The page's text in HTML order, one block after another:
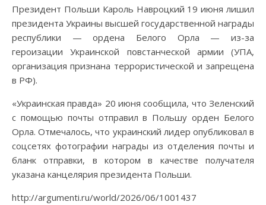
Президент Польши Кароль Навроцкий 19 июня лишил
президента Украины высшей государственной награды
республики — ордена Белого Орла — из-за
героизации Украинской повстанческой армии (УПА,
организация признана террористической и запрещена
в РФ).
«Украинская правда» 20 июня сообщила, что Зеленский
с помощью почты отправил в Польшу орден Белого
Орла. Отмечалось, что украинский лидер опубликовал в
соцсетях фотографии награды из отделения почты и
бланк отправки, в котором в качестве получателя
указана канцелярия президента Польши.
http://argumenti.ru/world/2026/06/1001437